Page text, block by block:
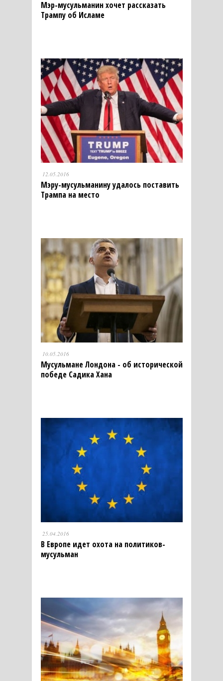
Мэр-мусульманин хочет рассказать
Трампу об Исламе
12.05.2016
Мэру-мусульманину удалось поставить
Трампа на место
10.05.2016
Мусульмане Лондона - об исторической
победе Садика Хана
25.04.2016
В Европе идет охота на политиков-
мусульман